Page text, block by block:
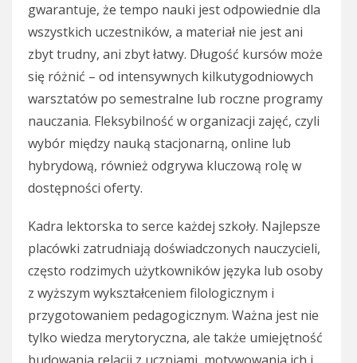
gwarantuje, że tempo nauki jest odpowiednie dla
wszystkich uczestników, a materiał nie jest ani
zbyt trudny, ani zbyt łatwy. Długość kursów może
się różnić – od intensywnych kilkutygodniowych
warsztatów po semestralne lub roczne programy
nauczania. Fleksybilność w organizacji zajęć, czyli
wybór między nauką stacjonarną, online lub
hybrydową, również odgrywa kluczową rolę w
dostępności oferty.
Kadra lektorska to serce każdej szkoły. Najlepsze
placówki zatrudniają doświadczonych nauczycieli,
często rodzimych użytkowników języka lub osoby
z wyższym wykształceniem filologicznym i
przygotowaniem pedagogicznym. Ważna jest nie
tylko wiedza merytoryczna, ale także umiejętność